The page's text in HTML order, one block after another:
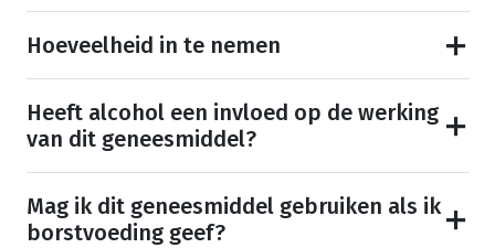
Hoeveelheid in te nemen
Heeft alcohol een invloed op de werking
van dit geneesmiddel?
Mag ik dit geneesmiddel gebruiken als ik
borstvoeding geef?